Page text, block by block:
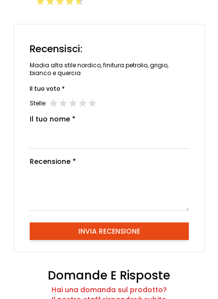
Recensisci:
Madia alta stile nordico, finitura petrolio, grigio,
bianco e quercia
Il tuo voto *
Stelle:
Il tuo nome *
Recensione *
INVIA RECENSIONE
Domande E Risposte
Hai una domanda sul prodotto?